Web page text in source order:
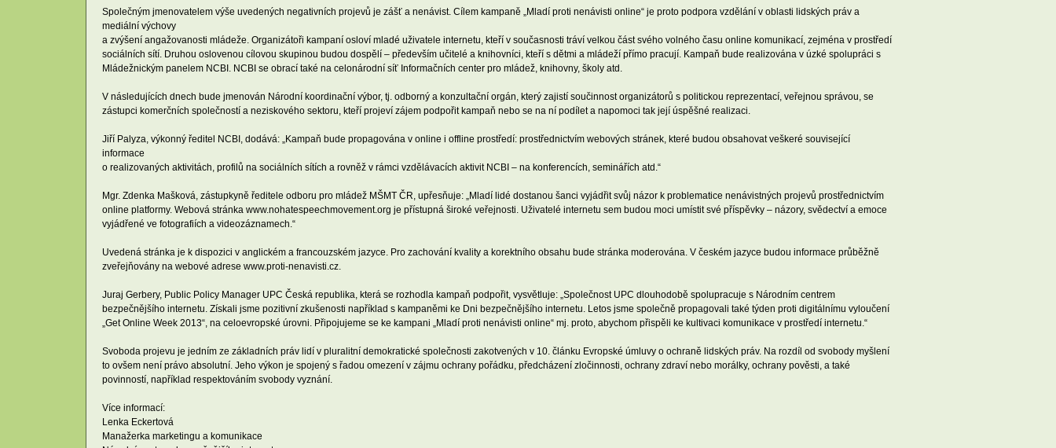
Společným jmenovatelem výše uvedených negativních projevů je zášť a nenávist. Cílem kampaně „Mladí proti nenávisti online“ je proto podpora vzdělání v oblasti lidských práv a
mediální výchovy
a zvýšení angažovanosti mládeže. Organizátoři kampaní osloví mladé uživatele internetu, kteří v současnosti tráví velkou část svého volného času online komunikací, zejména v prostředí
sociálních sítí. Druhou oslovenou cílovou skupinou budou dospělí – především učitelé a knihovníci, kteří s dětmi a mládeží přímo pracují. Kampaň bude realizována v úzké spolupráci s
Mládežnickým panelem NCBI. NCBI se obrací také na celonárodní síť Informačních center pro mládež, knihovny, školy atd.
V následujících dnech bude jmenován Národní koordinační výbor, tj. odborný a konzultační orgán, který zajistí součinnost organizátorů s politickou reprezentací, veřejnou správou, se
zástupci komerčních společností a neziskového sektoru, kteří projeví zájem podpořit kampaň nebo se na ní podílet a napomoci tak její úspěšné realizaci.
Jiří Palyza, výkonný ředitel NCBI, dodává: „Kampaň bude propagována v online i offline prostředí: prostřednictvím webových stránek, které budou obsahovat veškeré související
informace
o realizovaných aktivitách, profilů na sociálních sítích a rovněž v rámci vzdělávacích aktivit NCBI – na konferencích, seminářích atd.“
Mgr. Zdenka Mašková, zástupkyně ředitele odboru pro mládež MŠMT ČR, upřesňuje: „Mladí lidé dostanou šanci vyjádřit svůj názor k problematice nenávistných projevů prostřednictvím
online platformy. Webová stránka www.nohatespeechmovement.org je přístupná široké veřejnosti. Uživatelé internetu sem budou moci umístit své příspěvky – názory, svědectví a emoce
vyjádřené ve fotografiích a videozáznamech.“
Uvedená stránka je k dispozici v anglickém a francouzském jazyce. Pro zachování kvality a korektního obsahu bude stránka moderována. V českém jazyce budou informace průběžně
zveřejňovány na webové adrese www.proti-nenavisti.cz.
Juraj Gerbery, Public Policy Manager UPC Česká republika, která se rozhodla kampaň podpořit, vysvětluje: „Společnost UPC dlouhodobě spolupracuje s Národním centrem
bezpečnějšího internetu. Získali jsme pozitivní zkušenosti například s kampaněmi ke Dni bezpečnějšího internetu. Letos jsme společně propagovali také týden proti digitálnímu vyloučení
„Get Online Week 2013“, na celoevropské úrovni. Připojujeme se ke kampani „Mladí proti nenávisti online“ mj. proto, abychom přispěli ke kultivaci komunikace v prostředí internetu.“
Svoboda projevu je jedním ze základních práv lidí v pluralitní demokratické společnosti zakotvených v 10. článku Evropské úmluvy o ochraně lidských práv. Na rozdíl od svobody myšlení
to ovšem není právo absolutní. Jeho výkon je spojený s řadou omezení v zájmu ochrany pořádku, předcházení zločinnosti, ochrany zdraví nebo morálky, ochrany pověsti, a také
povinností, například respektováním svobody vyznání.
Více informací:
Lenka Eckertová
Manažerka marketingu a komunikace